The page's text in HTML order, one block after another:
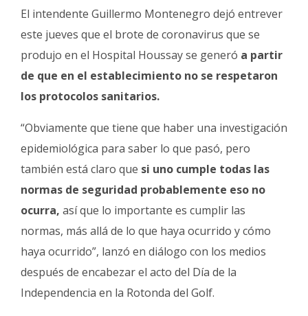
Clasificados
Fúnebres
El intendente Guillermo Montenegro dejó entrever
este jueves que el brote de coronavirus que se
produjo en el Hospital Houssay se generó a partir
de que en el establecimiento no se respetaron
los protocolos sanitarios.
“Obviamente que tiene que haber una investigación
epidemiológica para saber lo que pasó, pero
también está claro que si uno cumple todas las
normas de seguridad probablemente eso no
ocurra, así que lo importante es cumplir las
normas, más allá de lo que haya ocurrido y cómo
haya ocurrido”, lanzó en diálogo con los medios
después de encabezar el acto del Día de la
Independencia en la Rotonda del Golf.